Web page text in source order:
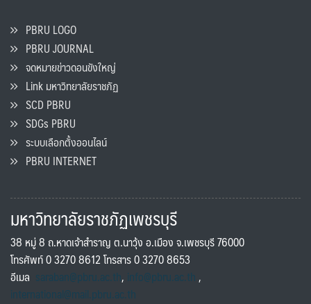
PBRU LOGO
PBRU JOURNAL
จดหมายข่าวดอนขังใหญ่
Link มหาวิทยาลัยราชภัฏ
SCD PBRU
SDGs PBRU
ระบบเลือกตั้งออนไลน์
PBRU INTERNET
มหาวิทยาลัยราชภัฏเพชรบุรี
38 หมู่ 8 ถ.หาดเจ้าสำราญ ต.นาวุ้ง อ.เมือง จ.เพชรบุรี 76000
โทรศัพท์ 0 3270 8612 โทรสาร 0 3270 8653
อีเมล saraban@pbru.ac.th, info@pbru.ac.th,
international@mail.pbru.ac.th